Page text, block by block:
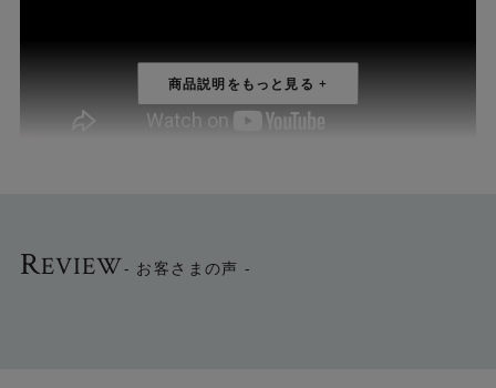
REVIEW- お客さまの声 -